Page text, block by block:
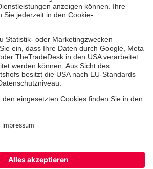
Über uns